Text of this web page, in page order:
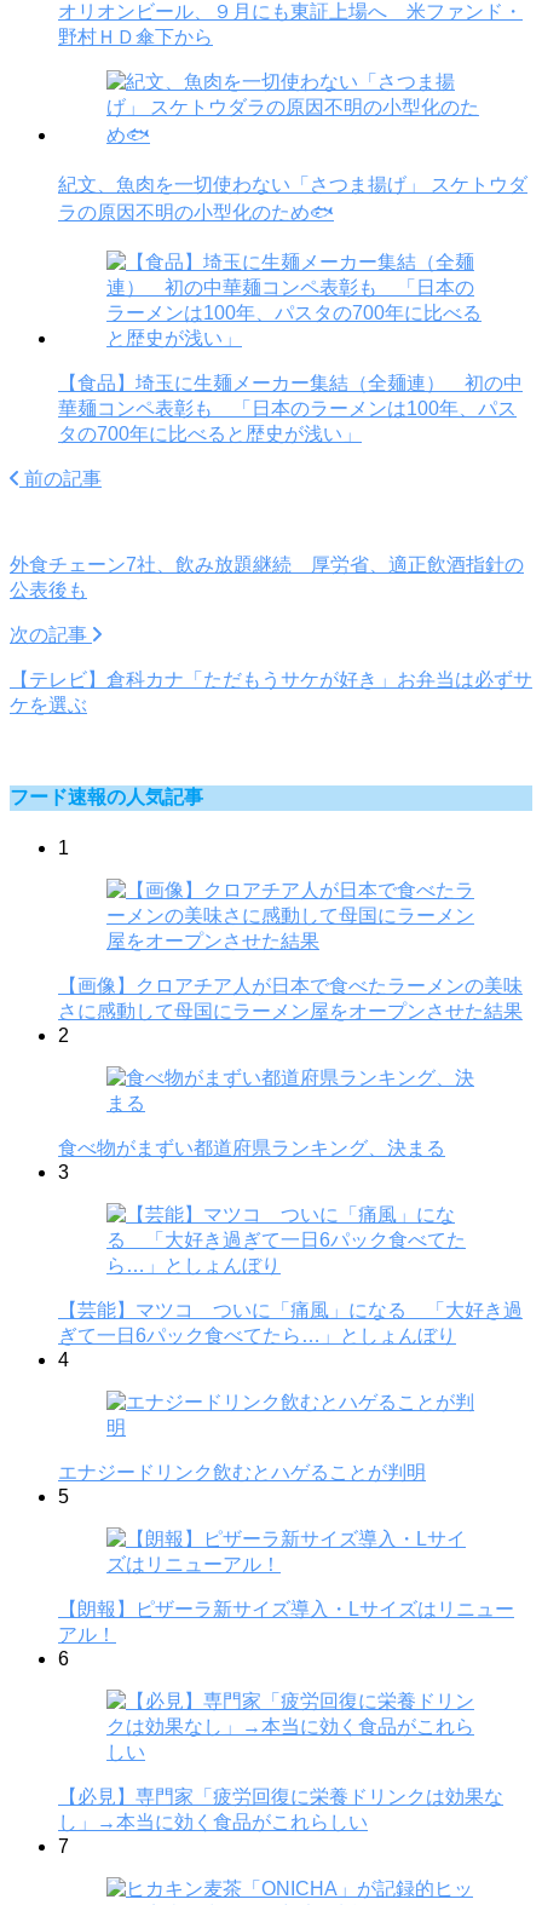
オリオンビール、９月にも東証上場へ 米ファンド・
野村ＨＤ傘下から
紀文、魚肉を一切使わない「さつま揚げ」 スケトウダ
ラの原因不明の小型化のため🐟
【食品】埼玉に生麺メーカー集結（全麺連） 初の中
華麺コンペ表彰も 「日本のラーメンは100年、パス
タの700年に比べると歴史が浅い」
前の記事
外食チェーン7社、飲み放題継続 厚労省、適正飲酒指針の
公表後も
次の記事
【テレビ】倉科カナ「ただもうサケが好き」お弁当は必ずサ
ケを選ぶ
フード速報の人気記事
1
【画像】クロアチア人が日本で食べたラーメンの美味
さに感動して母国にラーメン屋をオープンさせた結果
2
食べ物がまずい都道府県ランキング、決まる
3
【芸能】マツコ ついに「痛風」になる 「大好き過
ぎて一日6パック食べてたら…」としょんぼり
4
エナジードリンク飲むとハゲることが判明
5
【朗報】ピザーラ新サイズ導入・Lサイズはリニュー
アル！
6
【必見】専門家「疲労回復に栄養ドリンクは効果な
し」→本当に効く食品がこれらしい
7